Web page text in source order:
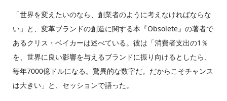
「世界を変えたいのなら、創業者のように考えなければならな
い」と、変革ブランドの創造に関する本『Obsolete』の著者で
あるクリス・ベイカーは述べている。彼は「消費者支出の1％
を、世界に良い影響を与えるブランドに振り向けるとしたら、
毎年7000億ドルになる。驚異的な数字だ。だからこそチャンス
は大きい」と、セッションで語った。